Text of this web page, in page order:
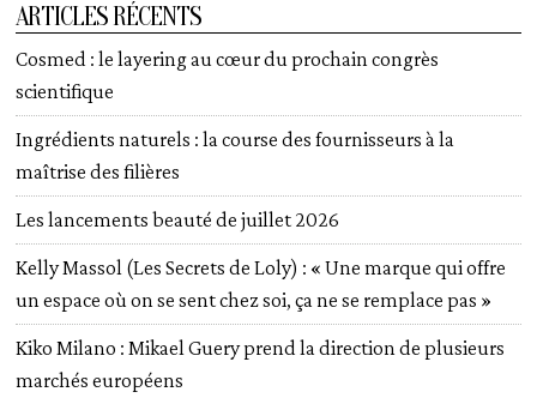
ARTICLES RÉCENTS
Cosmed : le layering au cœur du prochain congrès
scientifique
Ingrédients naturels : la course des fournisseurs à la
maîtrise des filières
Les lancements beauté de juillet 2026
Kelly Massol (Les Secrets de Loly) : « Une marque qui offre
un espace où on se sent chez soi, ça ne se remplace pas »
Kiko Milano : Mikael Guery prend la direction de plusieurs
marchés européens